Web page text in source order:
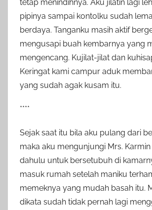
tetap menindihnya. Aku jilatin lagi
pipinya sampai kontolku sudah
berdaya. Tanganku masih aktif
mengusapi buah kembarnya yang
mengencang. Kujilat-jilat dan
Keringat kami campur aduk
yang sudah agak kusam itu.
****
Sejak saat itu bila aku pulang dari
maka aku mengunjungi Mrs.
dahulu untuk bersetubuh di
masuk rumah setelah maniku
memeknya yang mudah basah itu.
dikata sudah tidak pernah lagi